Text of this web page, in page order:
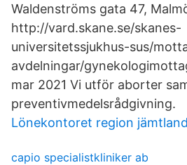
Waldenströms gata 47,
http://vard.skane.se/skanes-
universitetssjukhus-sus/
avdelningar/
mar 2021 Vi utför aborter
preventivmedelsrådgivning.
Lönekontoret region
capio specialistkliniker ab